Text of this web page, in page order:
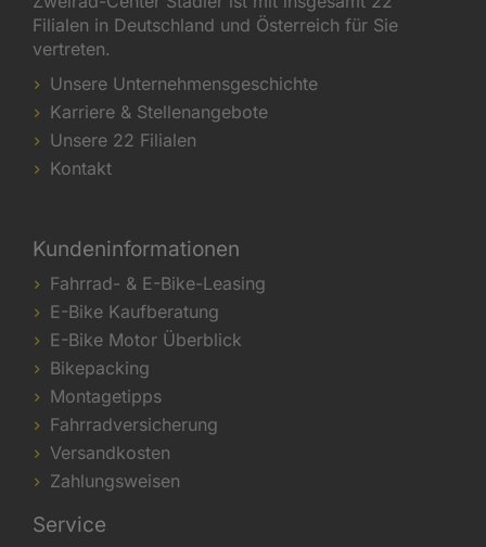
Filialen in Deutschland und Österreich für Sie
vertreten.
Unsere Unternehmensgeschichte
Karriere & Stellenangebote
Unsere 22 Filialen
Kontakt
Kundeninformationen
Fahrrad- & E-Bike-Leasing
E-Bike Kaufberatung
E-Bike Motor Überblick
Bikepacking
Montagetipps
Fahrradversicherung
Versandkosten
Zahlungsweisen
Service